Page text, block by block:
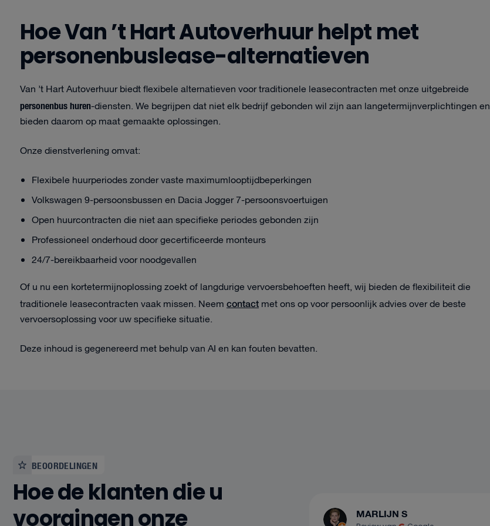
Hoe Van ’t Hart Autoverhuur helpt met
personenbuslease-alternatieven
Van ’t Hart Autoverhuur biedt flexibele alternatieven voor traditionele leasecontracten met onze uitgebreide
personenbus huren-diensten. We begrijpen dat niet elk bedrijf gebonden wil zijn aan langetermijnverplichtingen en
bieden daarom op maat gemaakte oplossingen.
Onze dienstverlening omvat:
Flexibele huurperiodes zonder vaste maximumlooptijdbeperkingen
Volkswagen 9-persoonsbussen en Dacia Jogger 7-persoonsvoertuigen
Open huurcontracten die niet aan specifieke periodes gebonden zijn
Professioneel onderhoud door gecertificeerde monteurs
24/7-bereikbaarheid voor noodgevallen
Of u nu een kortetermijnoplossing zoekt of langdurige vervoersbehoeften heeft, wij bieden de flexibiliteit die
traditionele leasecontracten vaak missen. Neem contact met ons op voor persoonlijk advies over de beste
vervoersoplossing voor uw specifieke situatie.
Deze inhoud is gegenereerd met behulp van AI en kan fouten bevatten.
BEOORDELINGEN
Hoe de klanten die u
voorgingen onze
MARLIJN S